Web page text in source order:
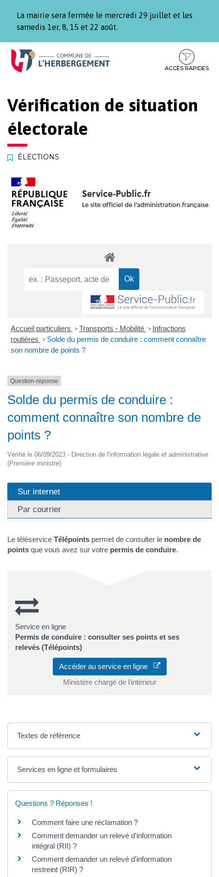
La mairie sera fermée le mercredi 29 juillet et les
samedis 1er, 8, 15 et 22 août.
Aller
Aller
contenu
Aller
pied
ACCÈS RAPIDES
Vérification de situation
électorale
ÉLECTIONS
Accueil particuliers > Transports - Mobilité > Infractions
routières > Solde du permis de conduire : comment connaître
son nombre de points ?
Question-réponse
Solde du permis de conduire :
comment connaître son nombre de
points ?
Vérifié le 06/09/2023 - Direction de l'information légale et administrative
(Première ministre)
Sur internet
Par courrier
Le téléservice Télépoints permet de consulter le nombre de
points que vous avez sur votre permis de conduire.
Service en ligne
Permis de conduire : consulter ses points et ses
relevés (Télépoints)
Accéder au service en ligne
Ministère chargé de l'intérieur
Textes de référence
Services en ligne et formulaires
Questions ? Réponses !
Comment faire une réclamation ?
Comment demander un relevé d'information
intégral (RII) ?
Comment demander un relevé d'information
restreint (RIR) ?